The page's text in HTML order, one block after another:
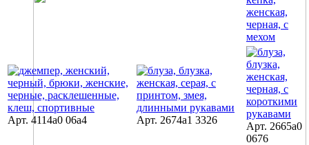
Арт. 4114a0 06a4 Арт. 2674a1 3326
Арт. 2665a0
0676